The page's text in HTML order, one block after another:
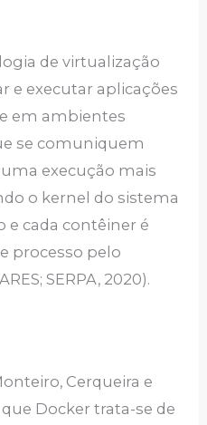
de virtualização
e executar aplicações
em ambientes
se comuniquem
execução mais
o kernel do sistema
e cada contêiner é
processo pelo
SERPA, 2020).
Cerqueira e
Docker trata-se de